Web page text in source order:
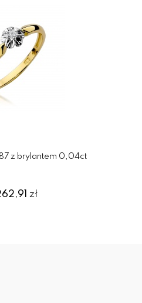
z brylantem 0,04ct
zł